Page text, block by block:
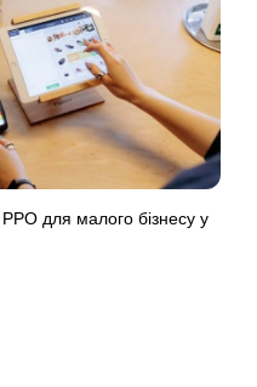
для малого бізнесу у